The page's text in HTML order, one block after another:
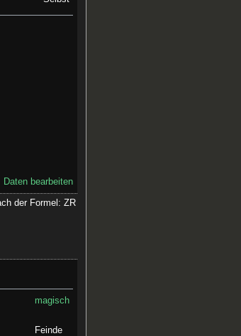
Daten bearbeiten
der Formel: ZR
magisch
Feinde